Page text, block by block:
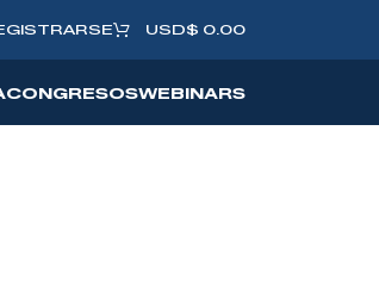
USD$ 0.00
CONGRESOSWEBINARS